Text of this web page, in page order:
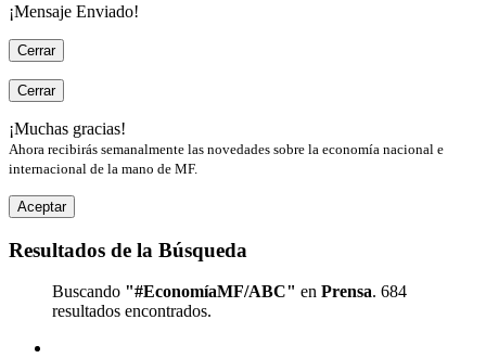
¡Mensaje Enviado!
Cerrar
Cerrar
¡Muchas gracias!
Ahora recibirás semanalmente las novedades sobre la economía nacional e
internacional de la mano de MF.
Aceptar
Resultados de la Búsqueda
Buscando "#EconomíaMF/ABC" en Prensa. 684
resultados encontrados.